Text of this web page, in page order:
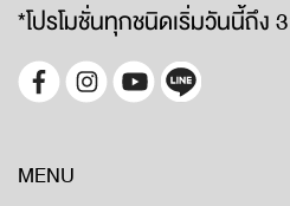
*โปรโมชั่นทุกชนิดเริ่มวันนี้ถึง
MENU